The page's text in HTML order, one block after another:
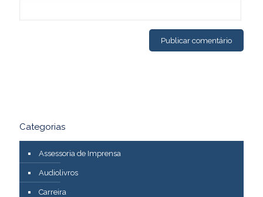
Categorias
Assessoria de Imprensa
Audiolivros
Carreira